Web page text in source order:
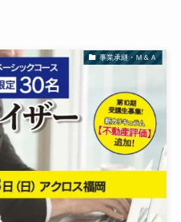
事業承継・Ｍ＆Ａ